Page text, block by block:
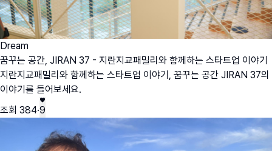
Dream
꿈꾸는 공간, JIRAN 37 - 지란지교패밀리와 함께하는 스타트업 이야기
지란지교패밀리와 함께하는 스타트업 이야기, 꿈꾸는 공간 JIRAN 37의
이야기를 들어보세요.
조회 384·9